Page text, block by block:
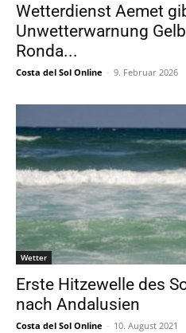
Wetterdienst Aemet
Unwetterwarnung
Ronda...
Costa del Sol Online - 9. Februar 2026
Wetter
Erste Hitzewelle des
nach Andalusien
Costa del Sol Online - 10. August 2021